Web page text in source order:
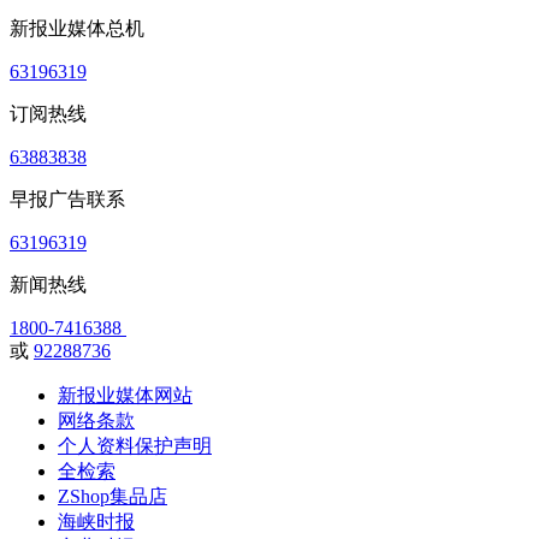
新报业媒体总机
63196319
订阅热线
63883838
早报广告联系
63196319
新闻热线
1800-7416388
或 92288736
新报业媒体网站
网络条款
个人资料保护声明
全检索
ZShop集品店
海峡时报